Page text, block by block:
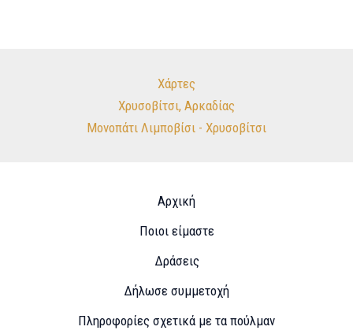
Χάρτες
Χρυσοβίτσι, Αρκαδίας
Μονοπάτι Λιμποβίσι - Χρυσοβίτσι
Αρχική
Ποιοι είμαστε
Δράσεις
Δήλωσε συμμετοχή
Πληροφορίες σχετικά με τα πούλμαν​